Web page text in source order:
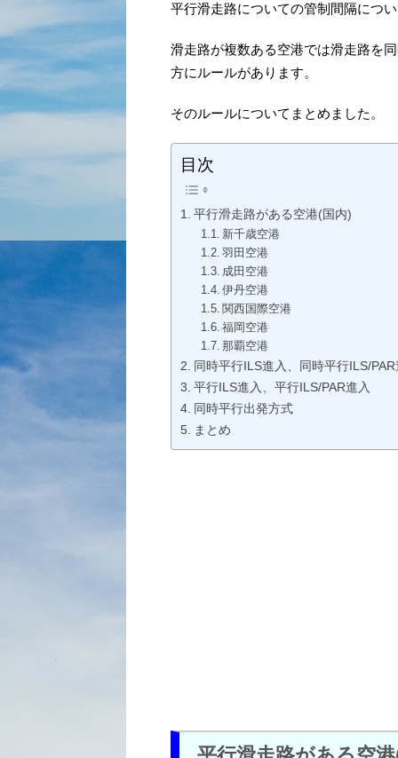
平行滑走路についての管制間隔につ
滑走路が複数ある空港では滑走路を
方にルールがあります。
そのルールについてまとめました。
目次
平行滑走路がある空港(国内)
新千歳空港
羽田空港
成田空港
伊丹空港
関西国際空港
福岡空港
那覇空港
同時平行ILS進入、同時平行ILS/
平行ILS進入、平行ILS/PAR進入
同時平行出発方式
まとめ